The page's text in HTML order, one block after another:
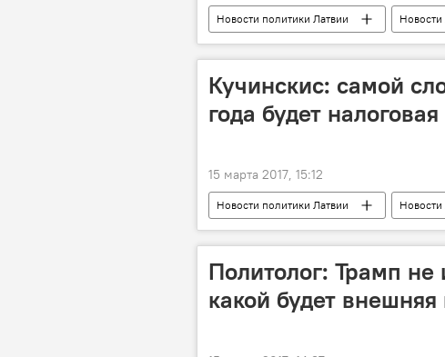
Новости политики Латвии Новости
Юрис Розенвалдс
Айварс Лембергс
Кучинскис: самой
года будет
15 марта 2017, 15:12
Новости политики Латвии Новости
Марис Кучинскис
Налоговая
Политолог: Трамп не
какой будет